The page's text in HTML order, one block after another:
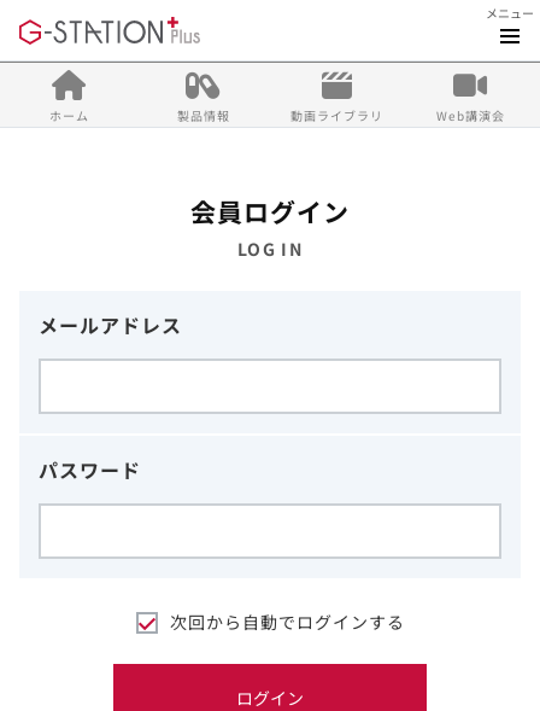
メニュー
ホーム 製品情報 動画ライブラリ Web講演会
会員ログイン
LOG IN
メールアドレス
パスワード
次回から自動でログインする
ログイン